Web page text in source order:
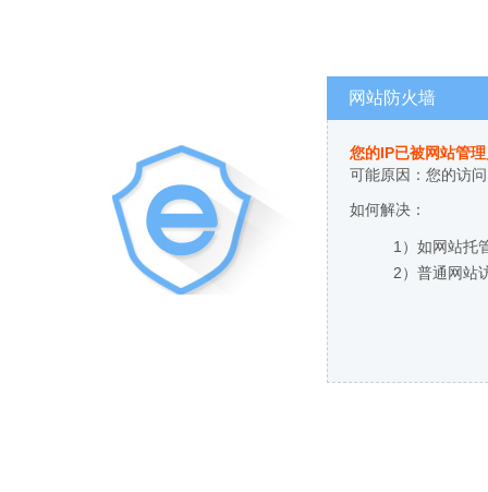
网站防火墙
您的IP已被网站管
可能原因：您的访
如何解决：
1）如网站托
2）普通网站